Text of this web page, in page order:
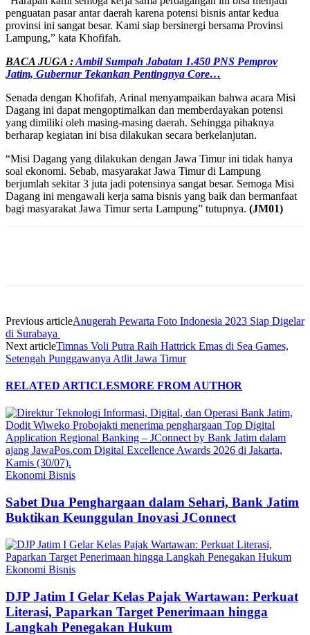
penguatan pasar antar daerah karena potensi bisnis antar kedua
provinsi ini sangat besar. Kami siap bersinergi bersama Provinsi
Lampung,” kata Khofifah.
BACA JUGA :Ambil Sumpah Jabatan 1.450 PNS Pemprov
Jatim, Gubernur Tekankan Pentingnya Core…
Senada dengan Khofifah, Arinal menyampaikan bahwa acara Misi
Dagang ini dapat mengoptimalkan dan memberdayakan potensi
yang dimiliki oleh masing-masing daerah. Sehingga pihaknya
berharap kegiatan ini bisa dilakukan secara berkelanjutan.
“Misi Dagang yang dilakukan dengan Jawa Timur ini tidak hanya
soal ekonomi. Sebab, masyarakat Jawa Timur di Lampung
berjumlah sekitar 3 juta jadi potensinya sangat besar. Semoga Misi
Dagang ini mengawali kerja sama bisnis yang baik dan bermanfaat
bagi masyarakat Jawa Timur serta Lampung” tutupnya. (JM01)
Previous articleAnugerah Pewarta Foto Indonesia 2023 Siap Digelar
di Surabaya
Next articleTimnas Voli Putra Raih Hattrick Emas di Sea Games,
Setengah Punggawanya Atlit Jawa Timur
RELATED ARTICLESMORE FROM AUTHOR
Ekonomi Bisnis
Sabet Dua Penghargaan dalam Sehari, Bank Jatim
Buktikan Keunggulan Inovasi JConnect
Ekonomi Bisnis
DJP Jatim I Gelar Kelas Pajak Wartawan: Perkuat
Literasi, Paparkan Target Penerimaan hingga
Langkah Penegakan Hukum